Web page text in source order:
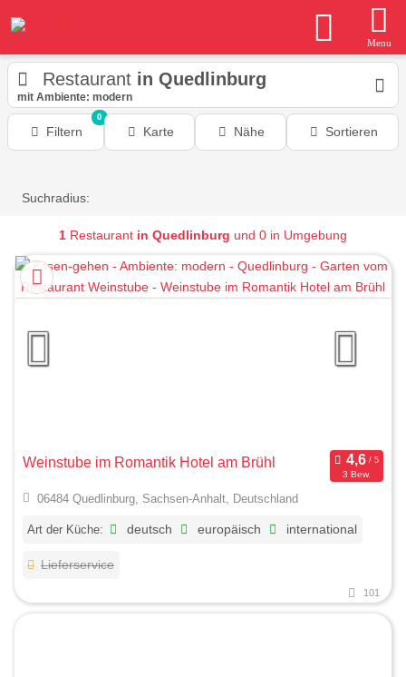
Menu
Restaurant in Quedlinburg
mit Ambiente: modern
Filtern
0
Karte Nähe Sortieren
Suchradius:
1 Restaurant in Quedlinburg und 0 in Umgebung
Weinstube im Romantik Hotel am Brühl
3 Bew.
06484 Quedlinburg, Sachsen-Anhalt, Deutschland
Art der Küche: deutsch europäisch international
Lieferservice
101